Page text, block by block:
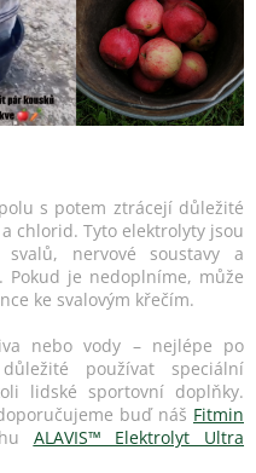
s potem ztrácejí důležité
chlorid. Tyto elektrolyty jsou
nervové soustavy a
je nedoplníme, může
ke svalovým křečím.
nebo vody – nejlépe po
používat speciální
lidské sportovní doplňky.
buď náš Fitmin
ALAVIS™ Elektrolyt Ultra